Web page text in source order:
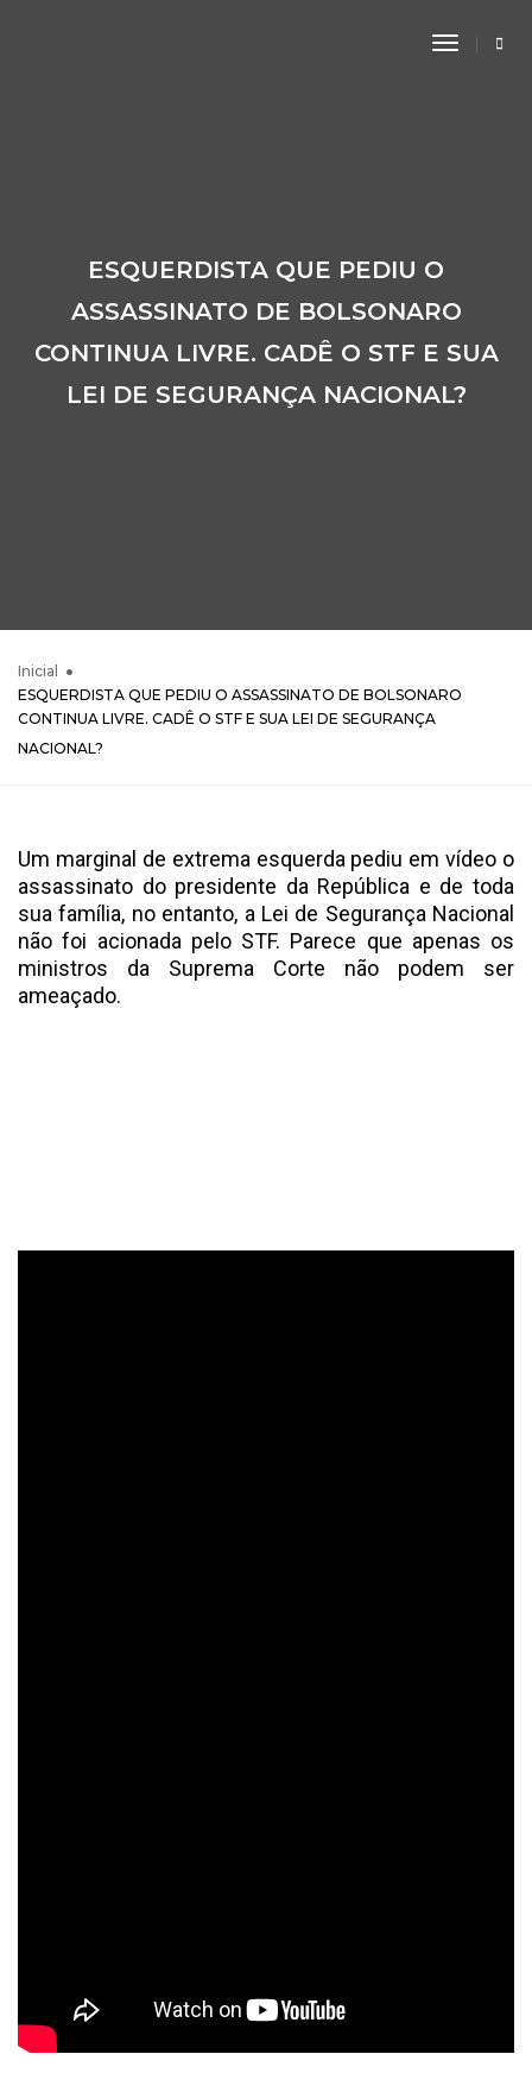
Toggle
ESQUERDISTA QUE PEDIU O
ASSASSINATO DE BOLSONARO
CONTINUA LIVRE. CADÊ O STF E SUA
LEI DE SEGURANÇA NACIONAL?
Inicial
ESQUERDISTA QUE PEDIU O ASSASSINATO DE BOLSONARO
CONTINUA LIVRE. CADÊ O STF E SUA LEI DE SEGURANÇA
NACIONAL?
Um marginal de extrema esquerda pediu em vídeo o
assassinato do presidente da República e de toda
sua família, no entanto, a Lei de Segurança Nacional
não foi acionada pelo STF. Parece que apenas os
ministros da Suprema Corte não podem ser
ameaçado.